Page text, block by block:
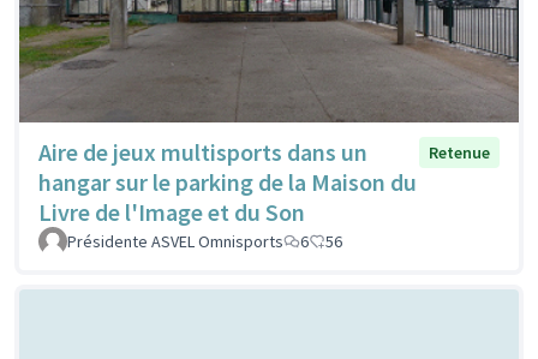
Aire de jeux multisports dans un
hangar sur le parking de la Maison du
Livre de l'Image et du Son
Retenue
Présidente ASVEL Omnisports 6 56